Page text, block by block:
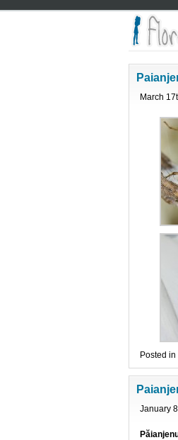
March
Posted in
January